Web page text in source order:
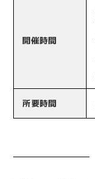
開催時間
所要時間